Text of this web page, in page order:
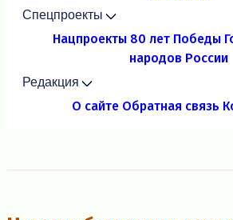
Спецпроекты
Нацпроекты 80 лет Победы
народов России
Редакция
О сайте Обратная связь